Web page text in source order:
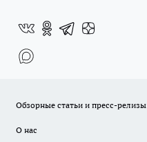
Обзорные статьи и пресс-релизы
О нас